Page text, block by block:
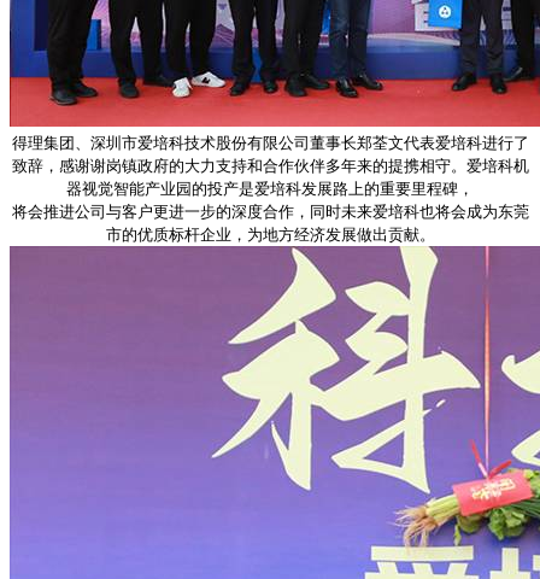
得理集团、深圳市爱培科技术股份有限公司董事长郑荃文代表爱培科进行了
致辞，感谢谢岗镇政府的大力支持和合作伙伴多年来的提携相守。爱培科机
器视觉智能产业园的投产是爱培科发展路上的重要里程碑，
将会推进公司与客户更进一步的深度合作，同时未来爱培科也将会成为东莞
市的优质标杆企业，为地方经济发展做出贡献。